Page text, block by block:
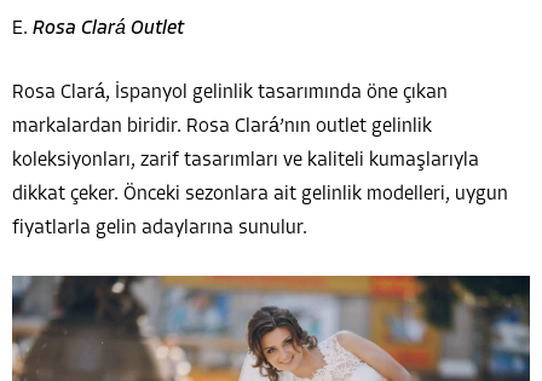
E. Rosa Clará Outlet
Rosa Clará, İspanyol gelinlik tasarımında öne çıkan
markalardan biridir. Rosa Clará’nın outlet gelinlik
koleksiyonları, zarif tasarımları ve kaliteli kumaşlarıyla
dikkat çeker. Önceki sezonlara ait gelinlik modelleri, uygun
fiyatlarla gelin adaylarına sunulur.